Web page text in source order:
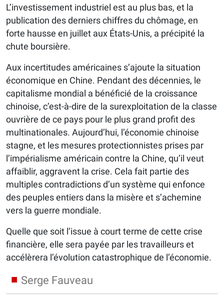
L’investissement industriel est au plus bas, et la
publication des derniers chiffres du chômage, en
forte hausse en juillet aux États-Unis, a précipité la
chute boursière.
Aux incertitudes américaines s’ajoute la situation
économique en Chine. Pendant des décennies, le
capitalisme mondial a bénéficié de la croissance
chinoise, c’est-à-dire de la surexploitation de la classe
ouvrière de ce pays pour le plus grand profit des
multinationales. Aujourd’hui, l’économie chinoise
stagne, et les mesures protectionnistes prises par
l’impérialisme américain contre la Chine, qu’il veut
affaiblir, aggravent la crise. Cela fait partie des
multiples contradictions d’un système qui enfonce
des peuples entiers dans la misère et s’achemine
vers la guerre mondiale.
Quelle que soit l’issue à court terme de cette crise
financière, elle sera payée par les travailleurs et
accélèrera l’évolution catastrophique de l’économie.
Serge Fauveau